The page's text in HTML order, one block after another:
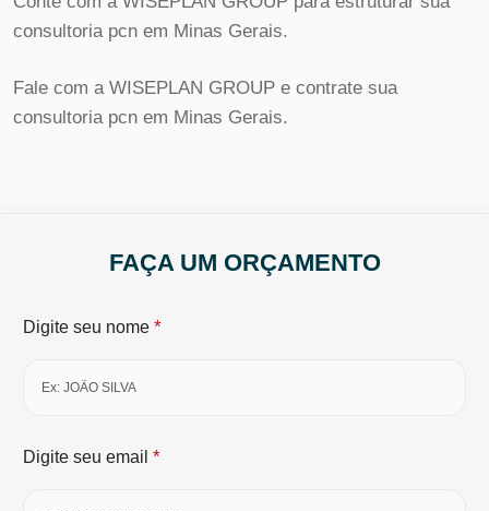
consultoria pcn em Minas Gerais.
Fale com a WISEPLAN GROUP e contrate sua
consultoria pcn em Minas Gerais.
FAÇA UM ORÇAMENTO
Digite seu nome *
Digite seu email *